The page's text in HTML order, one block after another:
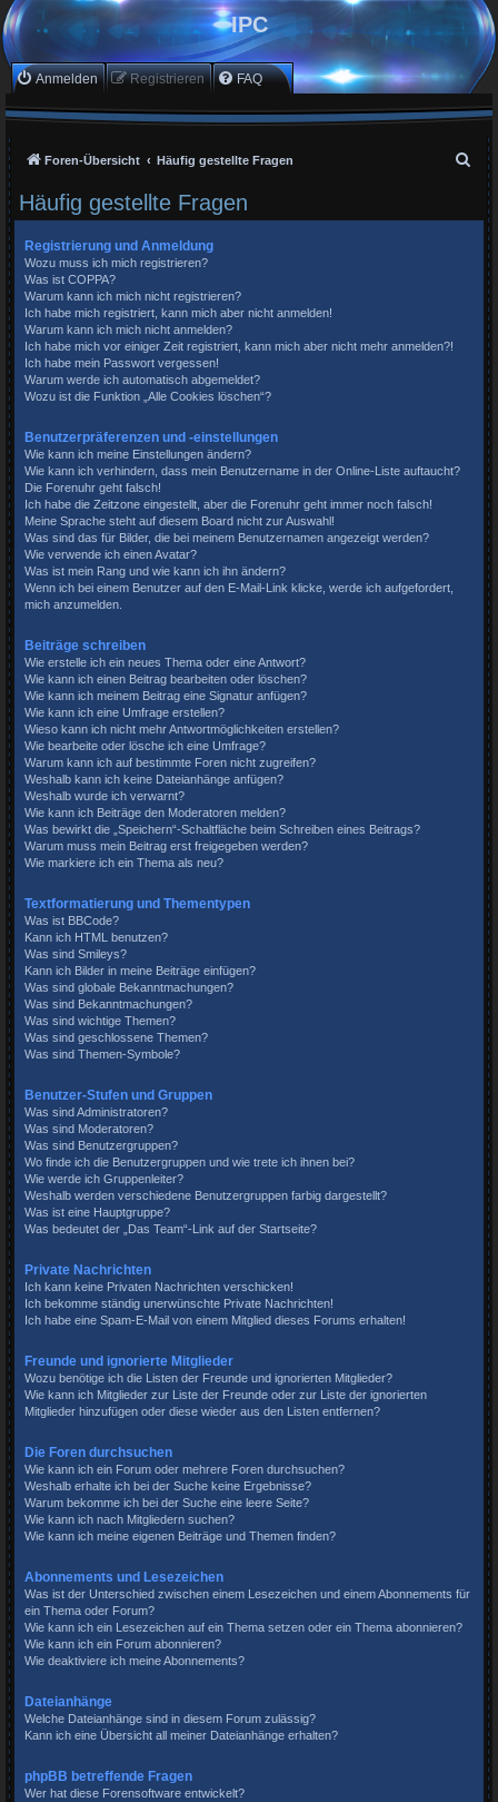
IPC
Anmelden Registrieren FAQ
Foren-Übersicht Häufig gestellte Fragen
Häufig gestellte Fragen
Registrierung und Anmeldung
Wozu muss ich mich registrieren?
Was ist COPPA?
Warum kann ich mich nicht registrieren?
Ich habe mich registriert, kann mich aber nicht anmelden!
Warum kann ich mich nicht anmelden?
Ich habe mich vor einiger Zeit registriert, kann mich aber nicht mehr anmelden?!
Ich habe mein Passwort vergessen!
Warum werde ich automatisch abgemeldet?
Wozu ist die Funktion „Alle Cookies löschen“?
Benutzerpräferenzen und -einstellungen
Wie kann ich meine Einstellungen ändern?
Wie kann ich verhindern, dass mein Benutzername in der Online-Liste auftaucht?
Die Forenuhr geht falsch!
Ich habe die Zeitzone eingestellt, aber die Forenuhr geht immer noch falsch!
Meine Sprache steht auf diesem Board nicht zur Auswahl!
Was sind das für Bilder, die bei meinem Benutzernamen angezeigt werden?
Wie verwende ich einen Avatar?
Was ist mein Rang und wie kann ich ihn ändern?
Wenn ich bei einem Benutzer auf den E-Mail-Link klicke, werde ich aufgefordert,
mich anzumelden.
Beiträge schreiben
Wie erstelle ich ein neues Thema oder eine Antwort?
Wie kann ich einen Beitrag bearbeiten oder löschen?
Wie kann ich meinem Beitrag eine Signatur anfügen?
Wie kann ich eine Umfrage erstellen?
Wieso kann ich nicht mehr Antwortmöglichkeiten erstellen?
Wie bearbeite oder lösche ich eine Umfrage?
Warum kann ich auf bestimmte Foren nicht zugreifen?
Weshalb kann ich keine Dateianhänge anfügen?
Weshalb wurde ich verwarnt?
Wie kann ich Beiträge den Moderatoren melden?
Was bewirkt die „Speichern“-Schaltfläche beim Schreiben eines Beitrags?
Warum muss mein Beitrag erst freigegeben werden?
Wie markiere ich ein Thema als neu?
Textformatierung und Thementypen
Was ist BBCode?
Kann ich HTML benutzen?
Was sind Smileys?
Kann ich Bilder in meine Beiträge einfügen?
Was sind globale Bekanntmachungen?
Was sind Bekanntmachungen?
Was sind wichtige Themen?
Was sind geschlossene Themen?
Was sind Themen-Symbole?
Benutzer-Stufen und Gruppen
Was sind Administratoren?
Was sind Moderatoren?
Was sind Benutzergruppen?
Wo finde ich die Benutzergruppen und wie trete ich ihnen bei?
Wie werde ich Gruppenleiter?
Weshalb werden verschiedene Benutzergruppen farbig dargestellt?
Was ist eine Hauptgruppe?
Was bedeutet der „Das Team“-Link auf der Startseite?
Private Nachrichten
Ich kann keine Privaten Nachrichten verschicken!
Ich bekomme ständig unerwünschte Private Nachrichten!
Ich habe eine Spam-E-Mail von einem Mitglied dieses Forums erhalten!
Freunde und ignorierte Mitglieder
Wozu benötige ich die Listen der Freunde und ignorierten Mitglieder?
Wie kann ich Mitglieder zur Liste der Freunde oder zur Liste der ignorierten
Mitglieder hinzufügen oder diese wieder aus den Listen entfernen?
Die Foren durchsuchen
Wie kann ich ein Forum oder mehrere Foren durchsuchen?
Weshalb erhalte ich bei der Suche keine Ergebnisse?
Warum bekomme ich bei der Suche eine leere Seite?
Wie kann ich nach Mitgliedern suchen?
Wie kann ich meine eigenen Beiträge und Themen finden?
Abonnements und Lesezeichen
Was ist der Unterschied zwischen einem Lesezeichen und einem Abonnements für
ein Thema oder Forum?
Wie kann ich ein Lesezeichen auf ein Thema setzen oder ein Thema abonnieren?
Wie kann ich ein Forum abonnieren?
Wie deaktiviere ich meine Abonnements?
Dateianhänge
Welche Dateianhänge sind in diesem Forum zulässig?
Kann ich eine Übersicht all meiner Dateianhänge erhalten?
phpBB betreffende Fragen
Wer hat diese Forensoftware entwickelt?